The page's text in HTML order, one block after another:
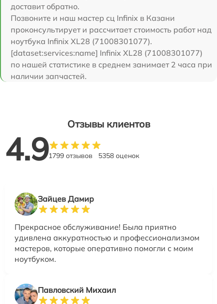
доставит обратно.
Позвоните и наш мастер сц Infinix в Казани
проконсультирует и рассчитает стоимость работ над
ноутбука Infinix XL28 (71008301077).
[dataset:services:name] Infinix XL28 (71008301077)
по нашей статистике в среднем занимает 2 часа при
наличии запчастей.
Отзывы клиентов
4.91799 отзывов 5358 оценок
Зайцев Дамир
Прекрасное обслуживание! Была приятно
удивлена аккуратностью и профессионализмом
мастеров, которые оперативно помогли с моим
ноутбуком.
Павловский Михаил